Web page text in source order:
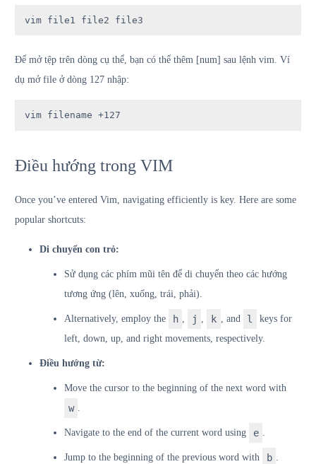
vim file1 file2 file3
Để mở tệp trên dòng cụ thể, bạn có thể thêm [num] sau lệnh vim. Ví
dụ mở file ở dòng 127 nhập:
vim filename +127
Điều hướng trong VIM
Once you’ve entered Vim, navigating efficiently is key. Here are some
popular shortcuts:
Di chuyển con trỏ:
Sử dụng các phím mũi tên để di chuyển theo các hướng
tương ứng (lên, xuống, trái, phải).
Alternatively, employ the h j k , and l
keys for
left, down, up, and right movements, respectively.
Điều hướng từ:
Move the cursor to the beginning of the next word with
w
Navigate to the end of the current word using e
Jump to the beginning of the previous word with b